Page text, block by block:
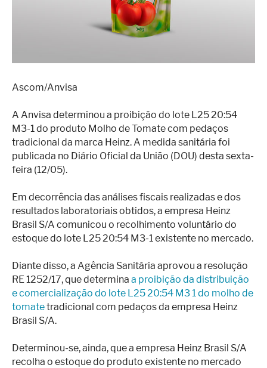
Alimentação
Treino
Saúde
Ensaios
Concursos
Praia
Contato
Ascom/Anvisa
A Anvisa determinou a proibição do lote L25 20:54
M3-1 do produto Molho de Tomate com pedaços
tradicional da marca Heinz. A medida sanitária foi
publicada no Diário Oficial da União (DOU) desta sexta-
feira (12/05).
Em decorrência das análises fiscais realizadas e dos
resultados laboratoriais obtidos, a empresa Heinz
Brasil S/A comunicou o recolhimento voluntário do
estoque do lote L25 20:54 M3-1 existente no mercado.
Diante disso, a Agência Sanitária aprovou a resolução
RE 1252/17, que determina a proibição da distribuição
e comercialização do lote L25 20:54 M3 1 do molho de
tomatetradicional com pedaços da empresa Heinz
Brasil S/A.
Determinou-se, ainda, que a empresa Heinz Brasil S/A
recolha o estoque do produto existente no mercado